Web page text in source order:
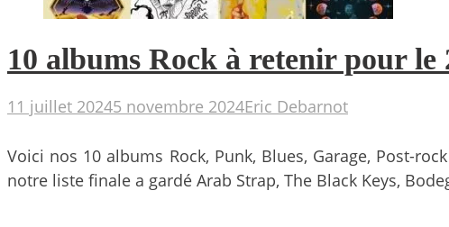
10 albums Rock à retenir pour le
11 juillet 20245 novembre 2024Eric Debarnot
Voici nos 10 albums Rock, Punk, Blues, Garage, Post-
notre liste finale a gardé Arab Strap, The Black Keys,